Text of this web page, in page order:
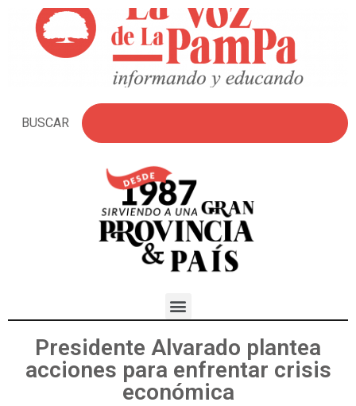
BUSCAR
Presidente Alvarado plantea
acciones para enfrentar crisis
económica